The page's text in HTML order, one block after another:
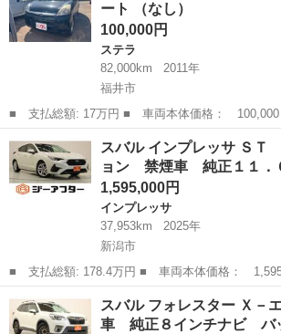
アイサイ...
ート （なし）
100,000円
ステラ
82,000km
2011年
福井市
■ 支払総額: 17万円 ■ 車両本体価格： 100,000 円 ■ メーカー
名： スバル ■ 車種名： ステラ ■ グレード
ディオ ベンチシート ■ 排気量： 660cc ■
ッ...
福井 福井市
スバル インプレッサ ＳＴ
ョン 禁煙車 純正１１．
1,595,000円
インプレッサ
37,953km
2025年
新潟市
■ 支払総額: 178.4万円 ■ 車両本体価格： 1,595,000 円 ■ メーカ
ー名： スバル ■ 車種名： インプレッサ ■
Ｔ スマートエディション 禁煙車 純正１１．
セグＴＶ ...
スバル フォレスター Ｘ－
車 純正８インチナビ バ